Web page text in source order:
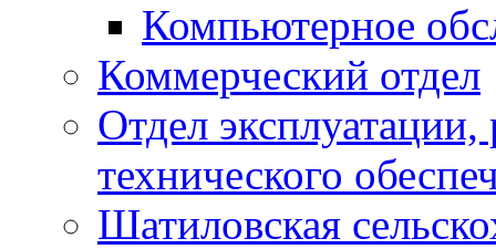
Компьютерное
Коммерческий отдел
Отдел
технического
Шатиловская